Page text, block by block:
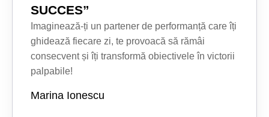
SUCCES”
Imaginează-ți un partener de performanță care îți
ghidează fiecare zi, te provoacă să rămâi
consecvent și îți transformă obiectivele în victorii
palpabile!
Marina Ionescu